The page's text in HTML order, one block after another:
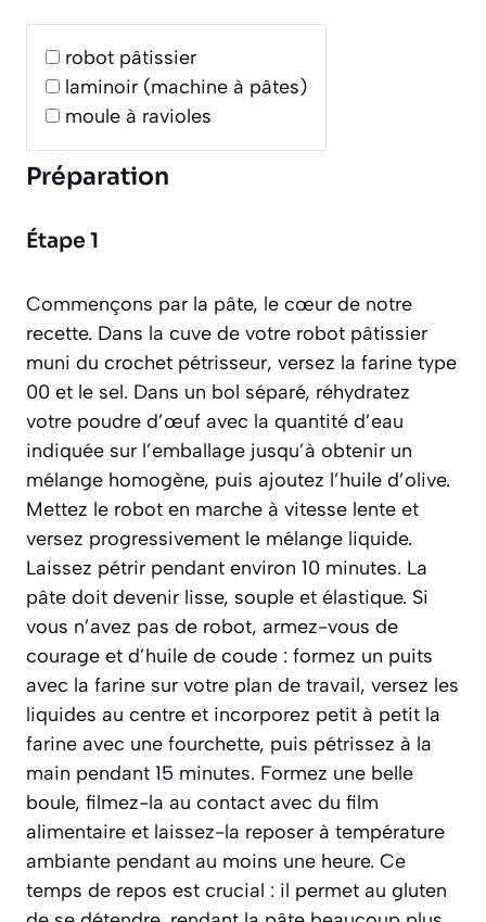
robot pâtissier
laminoir (machine à pâtes)
moule à ravioles
Préparation
Étape 1
Commençons par la pâte, le cœur de notre
recette. Dans la cuve de votre robot pâtissier
muni du crochet pétrisseur, versez la farine type
00 et le sel. Dans un bol séparé, réhydratez
votre poudre d’œuf avec la quantité d’eau
indiquée sur l’emballage jusqu’à obtenir un
mélange homogène, puis ajoutez l’huile d’olive.
Mettez le robot en marche à vitesse lente et
versez progressivement le mélange liquide.
Laissez pétrir pendant environ 10 minutes. La
pâte doit devenir lisse, souple et élastique. Si
vous n’avez pas de robot, armez-vous de
courage et d’huile de coude : formez un puits
avec la farine sur votre plan de travail, versez les
liquides au centre et incorporez petit à petit la
farine avec une fourchette, puis pétrissez à la
main pendant 15 minutes. Formez une belle
boule, filmez-la au contact avec du film
alimentaire et laissez-la reposer à température
ambiante pendant au moins une heure. Ce
temps de repos est crucial : il permet au gluten